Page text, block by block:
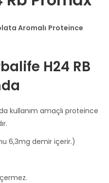
Aromalı Proteince
H24 RB
kullanım amaçlı proteince
6,3mg demir içerir.)